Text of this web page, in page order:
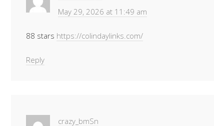
May 29, 2026 at 11:49 am
88 stars https://colindaylinks.com/
Reply
crazy_bmSn